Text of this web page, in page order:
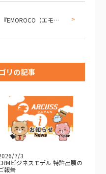
『EMOROCO（エモロコ）』がKBS京都の番組で特集されました。
リの記事
7/3
ビジネスモデル 特許出願の
報告